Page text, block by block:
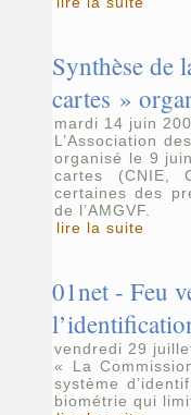
Synthèse de
cartes »
mardi 14 juin
L’Association
organisé le 9
cartes (CNIE,
certaines des
de l’AMGVF.
lire la suite
01net - Feu
vendredi 29
« La
système
biométrie qui